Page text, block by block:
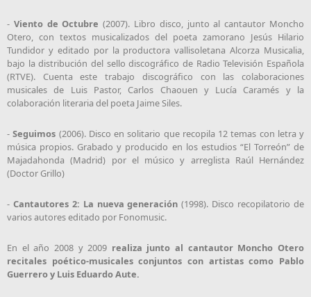
- Viento de Octubre (2007). Libro disco, junto al cantautor Moncho
Otero, con textos musicalizados del poeta zamorano Jesús Hilario
Tundidor y editado por la productora vallisoletana Alcorza Musicalia,
bajo la distribución del sello discográfico de Radio Televisión Española
(RTVE). Cuenta este trabajo discográfico con las colaboraciones
musicales de Luis Pastor, Carlos Chaouen y Lucía Caramés y la
colaboración literaria del poeta Jaime Siles.
-Seguimos (2006). Disco en solitario que recopila 12 temas con letra y
música propios. Grabado y producido en los estudios “El Torreón” de
Majadahonda (Madrid) por el músico y arreglista Raúl Hernández
(Doctor Grillo)
- Cantautores 2: La nueva generación (1998). Disco recopilatorio de
varios autores editado por Fonomusic.
En el año 2008 y 2009 realiza junto al cantautor Moncho Otero
recitales poético-musicales conjuntos con artistas como Pablo
Guerrero y Luis Eduardo Aute.